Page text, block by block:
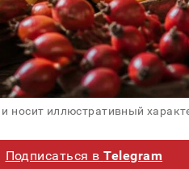
носит иллюстративный
Подписаться вTelegram